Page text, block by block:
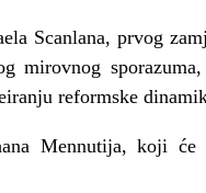
Scanlana, prvog
mirovnog
reformske
Mennutija, koji